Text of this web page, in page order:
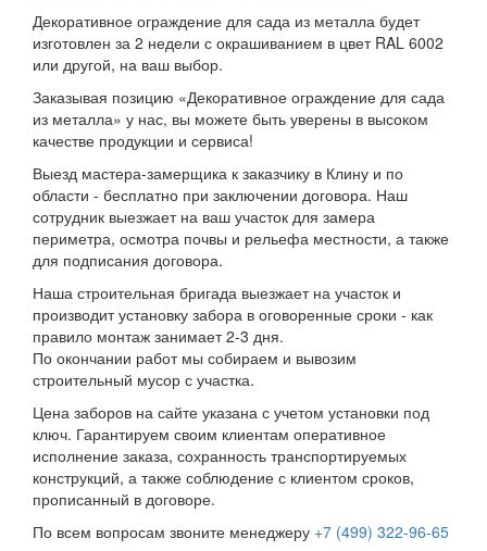
Декоративное ограждение для сада из металла будет
изготовлен за 2 недели с окрашиванием в цвет RAL 6002
или другой, на ваш выбор.
Заказывая позицию «Декоративное ограждение для сада
из металла» у нас, вы можете быть уверены в высоком
качестве продукции и сервиса!
Выезд мастера-замерщика к заказчику в Клину и по
области - бесплатно при заключении договора. Наш
сотрудник выезжает на ваш участок для замера
периметра, осмотра почвы и рельефа местности, а также
для подписания договора.
Наша строительная бригада выезжает на участок и
производит установку забора в оговоренные сроки - как
правило монтаж занимает 2-3 дня.
По окончании работ мы собираем и вывозим
строительный мусор с участка.
Цена заборов на сайте указана с учетом установки под
ключ. Гарантируем своим клиентам оперативное
исполнение заказа, сохранность транспортируемых
конструкций, а также соблюдение с клиентом сроков,
прописанный в договоре.
По всем вопросам звоните менеджеру +7 (499) 322-96-65